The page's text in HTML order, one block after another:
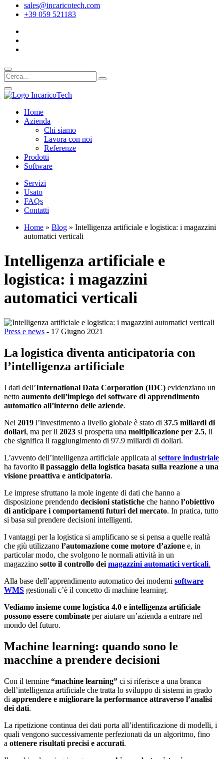
sales@incaricotech.com
+39 059 521183
Home
Azienda
Chi siamo
Lavora con noi
Referenze
Prodotti
Software
Servizi
Usato
FAQs
Contatti
Home » Blog » Intelligenza artificiale e logistica: i magazzini
automatici verticali
Intelligenza artificiale e
logistica: i magazzini
automatici verticali
Press e news - 17 Giugno 2021
La logistica diventa anticipatoria con
l’intelligenza artificiale
I dati dell’International Data Corporation (IDC) evidenziano un
netto aumento dell’impiego dei software di apprendimento
automatico all’interno delle aziende.
Nel 2019 l’investimento a livello globale è stato di 37.5 miliardi di
dollari, ma per il 2023 si prospetta una moltiplicazione per 2.5, il
che significa il raggiungimento di 97.9 miliardi di dollari.
L’avvento dell’intelligenza artificiale applicata al settore industriale
ha favorito il passaggio della logistica basata sulla reazione a una
visione proattiva e anticipatoria.
Le imprese sfruttano la mole ingente di dati che hanno a
disposizione prendendo decisioni statistiche che hanno l’obiettivo
di anticipare i comportamenti futuri del mercato. In pratica, tutto
si basa sul prendere decisioni intelligenti.
I vantaggi per la logistica si amplificano se si pensa a quelle realtà
che giù utilizzano l’automazione come motore d’azione e, in
particolar modo, che svolgono le normali attività in un
magazzino sotto il controllo dei magazzini automatici verticali.
Alla base dell’apprendimento automatico dei moderni software
WMS gestionali c’è il concetto di machine learning.
Vediamo insieme come logistica 4.0 e intelligenza artificiale
possono essere combinate per aiutare un’azienda a entrare nel
mondo del futuro.
Machine learning: quando sono le
macchine a prendere decisioni
Con il termine “machine learning” ci si riferisce a una branca
dell’intelligenza artificiale che tratta lo sviluppo di sistemi in grado
di apprendere e migliorare la performance attraverso l’analisi
dei dati.
La ripetizione continua dei dati porta all’identificazione di modelli, i
quali vengono successivamente perfezionati da un algoritmo, fino
a ottenere risultati precisi e accurati.